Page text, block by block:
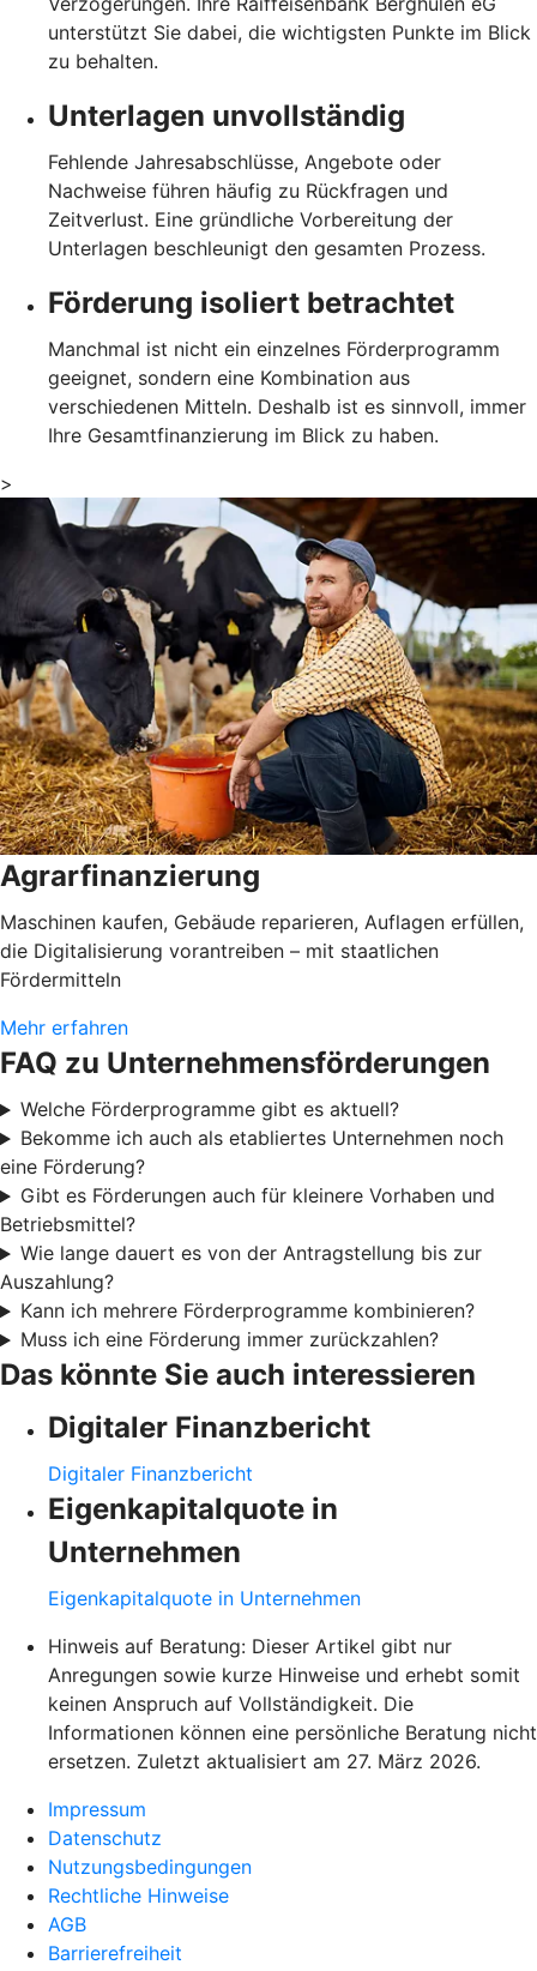
unterstützt Sie dabei, die wichtigsten Punkte im Blick
zu behalten.
Unterlagen unvollständig
Fehlende Jahresabschlüsse, Angebote oder
Nachweise führen häufig zu Rückfragen und
Zeitverlust. Eine gründliche Vorbereitung der
Unterlagen beschleunigt den gesamten Prozess.
Förderung isoliert betrachtet
Manchmal ist nicht ein einzelnes Förderprogramm
geeignet, sondern eine Kombination aus
verschiedenen Mitteln. Deshalb ist es sinnvoll, immer
Ihre Gesamtfinanzierung im Blick zu haben.
>
Agrarfinanzierung
Maschinen kaufen, Gebäude reparieren, Auflagen erfüllen,
die Digitalisierung vorantreiben – mit staatlichen
Fördermitteln
Mehr erfahren
FAQ zu Unternehmensförderungen
Welche Förderprogramme gibt es aktuell?
Bekomme ich auch als etabliertes Unternehmen noch
eine Förderung?
Gibt es Förderungen auch für kleinere Vorhaben und
Betriebsmittel?
Wie lange dauert es von der Antragstellung bis zur
Auszahlung?
Kann ich mehrere Förderprogramme kombinieren?
Muss ich eine Förderung immer zurückzahlen?
Das könnte Sie auch interessieren
Digitaler Finanzbericht
Digitaler Finanzbericht
Eigenkapitalquote in
Unternehmen
Eigenkapitalquote in Unternehmen
Hinweis auf Beratung: Dieser Artikel gibt nur
Anregungen sowie kurze Hinweise und erhebt somit
keinen Anspruch auf Vollständigkeit. Die
Informationen können eine persönliche Beratung nicht
ersetzen. Zuletzt aktualisiert am 27. März 2026.
Impressum
Datenschutz
Nutzungsbedingungen
Rechtliche Hinweise
AGB
Barrierefreiheit